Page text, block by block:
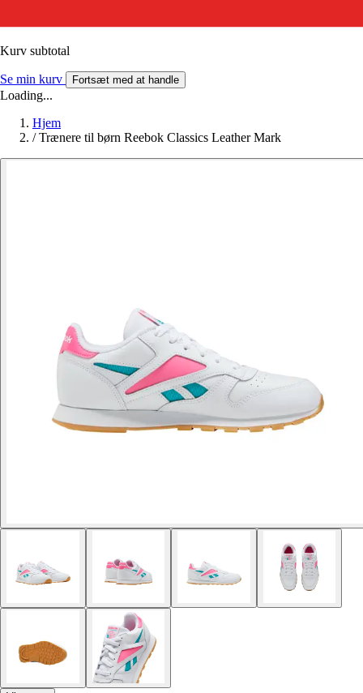
Kurv subtotal
Se min kurv Fortsæt med at handle
Loading...
Hjem
/ Trænere til børn Reebok Classics Leather Mark